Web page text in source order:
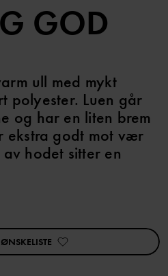
GOD
ull med mykt
polyester. Luen går
og har en liten brem
ekstra godt mot vær
hodet sitter en
i henhold til RWS, Responsible
www.polarnopyret.no/pop-